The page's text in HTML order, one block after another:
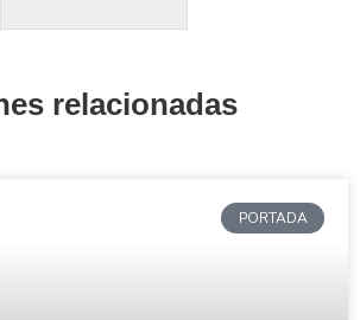
relacionadas
PORTADA